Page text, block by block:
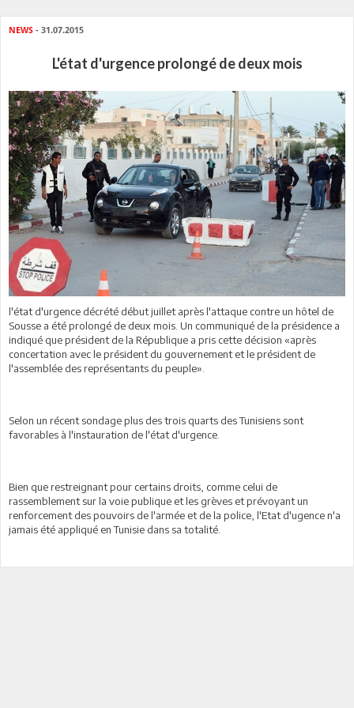
NEWS - 31.07.2015
L'état d'urgence prolongé de deux mois
l'état d'urgence décrété début juillet après l'attaque contre un hôtel de
Sousse a été prolongé de deux mois. Un communiqué de la présidence a
indiqué que président de la République a pris cette décision «après
concertation avec le président du gouvernement et le président de
l'assemblée des représentants du peuple».
Selon un récent sondage plus des trois quarts des Tunisiens sont
favorables à l'instauration de l'état d'urgence.
Bien que restreignant pour certains droits, comme celui de
rassemblement sur la voie publique et les grèves et prévoyant un
renforcement des pouvoirs de l'armée et de la police, l'Etat d'ugence n'a
jamais été appliqué en Tunisie dans sa totalité.